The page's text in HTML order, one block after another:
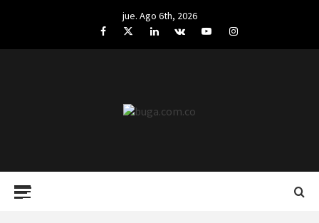
jue. Ago 6th, 2026
FacebookTwitterLinkedIn
VK YouTubeInstagram